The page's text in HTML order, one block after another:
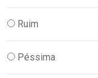
Ruim
Péssima